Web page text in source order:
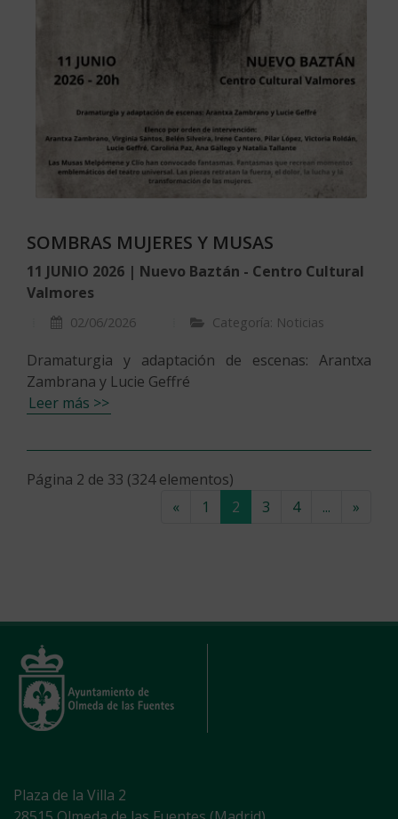
SOMBRAS MUJERES Y MUSAS
11 JUNIO 2026 | Nuevo Baztán - Centro Cultural
Valmores
02/06/2026 Categoría: Noticias
Dramaturgia y adaptación de escenas: Arantxa
Zambrana y Lucie Geffré
Leer más >>
Página 2 de 33 (324 elementos)
«
1 2 (current)
3 4 ... »
Plaza de la Villa 2